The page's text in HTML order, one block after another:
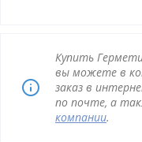
Купить
вы можете в
заказ в
по почте, а
компании.